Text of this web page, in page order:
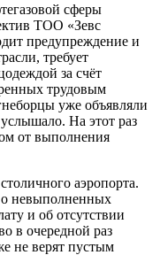
сферы
ТОО «Зевс
предупреждение и
требует
за счёт
трудовым
уже объявляли
услышало. На этот раз
от выполнения
аэропорта.
о невыполненных
и об отсутствии
в очередной раз
не верят пустым